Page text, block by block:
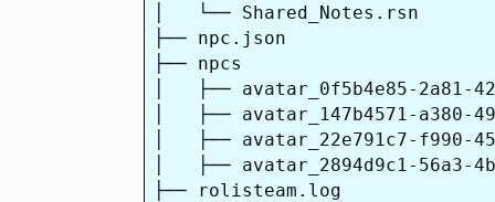
│   └── Shared_Notes.rsn
├── npc.json
├── npcs
│   ├── avatar_0f5b4e85-2a81-
│   ├── avatar_147b4571-a380-
│   ├── avatar_22e791c7-f990-
│   ├── avatar_2894d9c1-56a3-
├── rolisteam.log